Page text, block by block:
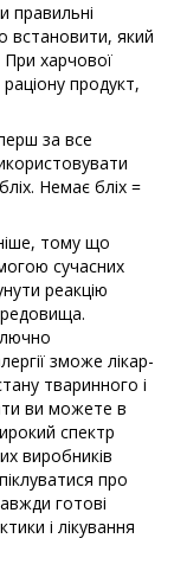
правильні
встановити, який
При харчової
продукт,
за все
Немає бліх =
тому що
сучасних
реакцію
зможе лікар-
тваринного і
ви можете в
спектр
виробників
про
готові
і лікування